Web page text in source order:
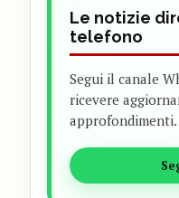
Le notizie
telefono
Segui il canale
ricevere
approfondimenti.